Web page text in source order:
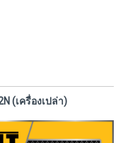
(เครื่องเปล่า)